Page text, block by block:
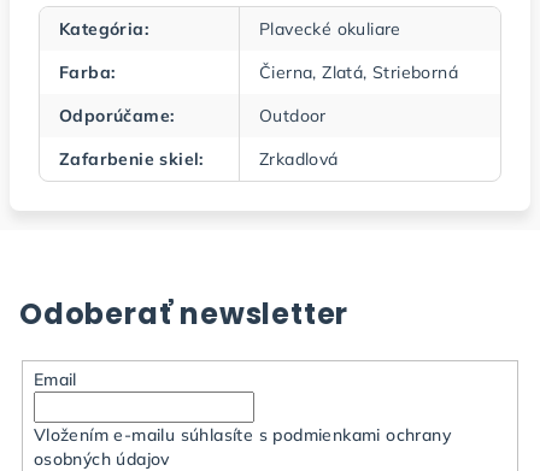
Kategória:
Plavecké okuliare
Farba:
Čierna, Zlatá, Strieborná
Odporúčame:
Outdoor
Zafarbenie skiel: Zrkadlová
Odoberať newsletter
Email
Vložením e-mailu súhlasíte s podmienkami ochrany
osobných údajov